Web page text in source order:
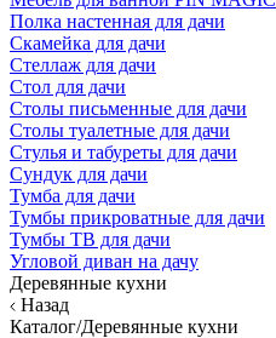
Полка настенная для дачи
Скамейка для дачи
Стеллаж для дачи
Стол для дачи
Столы письменные для дачи
Столы туалетные для дачи
Стулья и табуреты для дачи
Сундук для дачи
Тумба для дачи
Тумбы прикроватные для дачи
Тумбы ТВ для дачи
Угловой диван на дачу
Деревянные кухни
Назад
Каталог/Деревянные кухни